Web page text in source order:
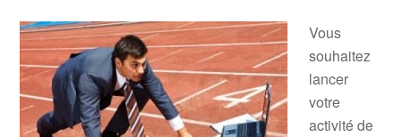
Vous
souhaitez
lancer
votre
activité de